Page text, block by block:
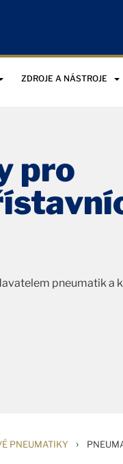
ZDROJE A NÁSTROJE
pro
pneumatik a
PNEUMATIKY ›